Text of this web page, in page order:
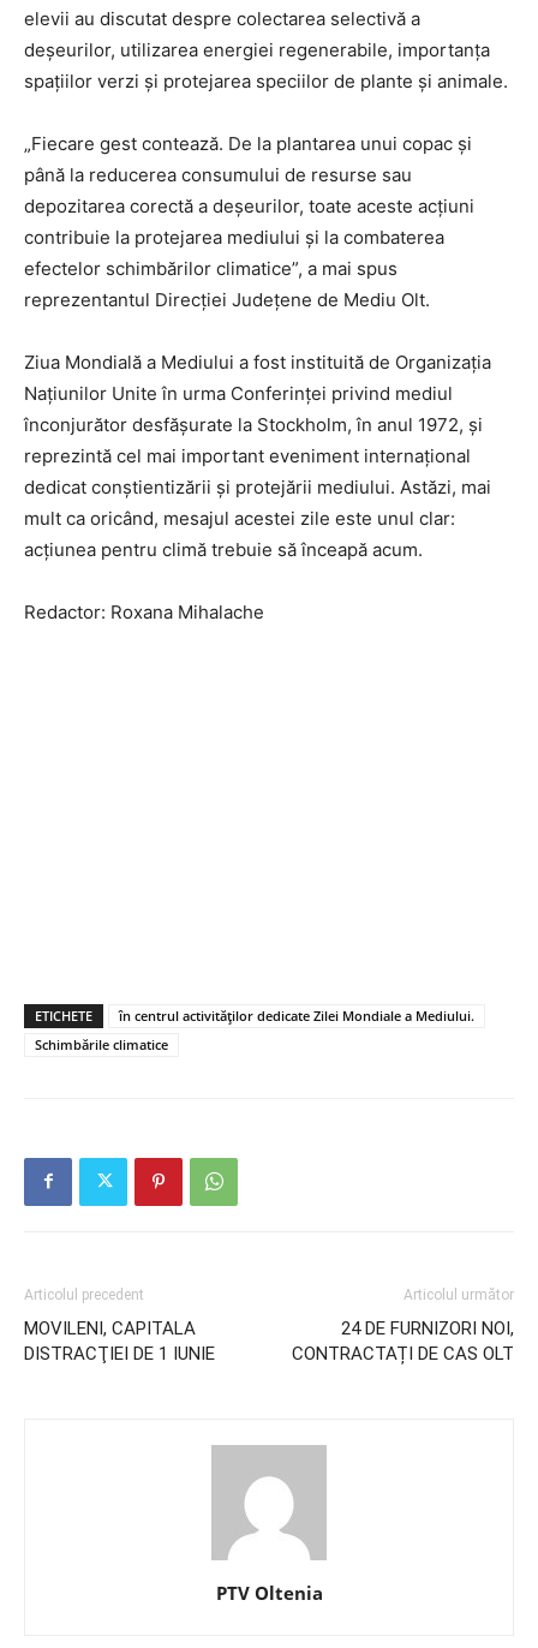
elevii au discutat despre colectarea selectivă a
deșeurilor, utilizarea energiei regenerabile, importanța
spațiilor verzi și protejarea speciilor de plante și animale.
„Fiecare gest contează. De la plantarea unui copac și
până la reducerea consumului de resurse sau
depozitarea corectă a deșeurilor, toate aceste acțiuni
contribuie la protejarea mediului și la combaterea
efectelor schimbărilor climatice”, a mai spus
reprezentantul Direcției Județene de Mediu Olt.
Ziua Mondială a Mediului a fost instituită de Organizația
Națiunilor Unite în urma Conferinței privind mediul
înconjurător desfășurate la Stockholm, în anul 1972, și
reprezintă cel mai important eveniment internațional
dedicat conștientizării și protejării mediului. Astăzi, mai
mult ca oricând, mesajul acestei zile este unul clar:
acțiunea pentru climă trebuie să înceapă acum.
Redactor: Roxana Mihalache
ETICHETE
în centrul activităților dedicate Zilei Mondiale a Mediului.
Schimbările climatice
Articolul precedent
MOVILENI, CAPITALA
DISTRACŢIEI DE 1 IUNIE
Articolul următor
24 DE FURNIZORI NOI,
CONTRACTAȚI DE CAS OLT
PTV Oltenia